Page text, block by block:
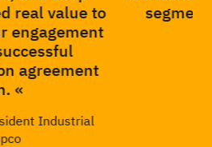
recognized as such! «
CEO TIAMA